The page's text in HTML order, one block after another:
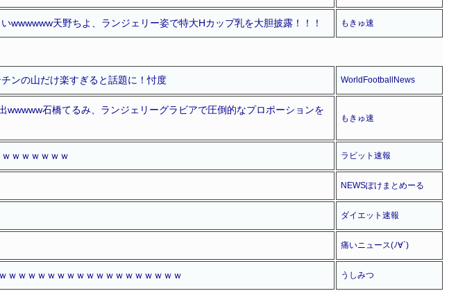
wwwwww天野ちよ、ランジェリー姿で特大Hカップ乳を大胆披露！！！ もきゅ速
ンの山だけ楽すぎると話題に！忖度 WorldFootballNews
wwwww石橋てるみ、ランジェリーグラビアで圧倒的なプロポーションを
もきゅ速
ｗｗｗｗｗｗ ラビット速報
NEWSぽけまとめーる
ダイエット速報
痛いニュース(ﾉ∀`)
ｗｗｗｗｗｗｗｗｗｗｗｗｗｗｗｗｗｗ うしみつ